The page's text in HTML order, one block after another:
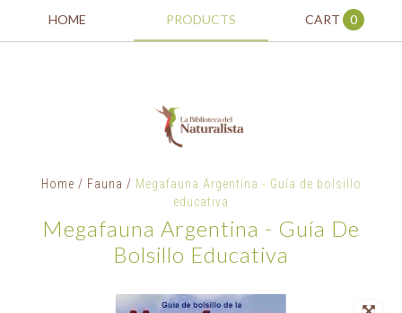
HOME PRODUCTS CART 0
Home / Fauna / Megafauna Argentina - Guía de bolsillo
educativa
Megafauna Argentina - Guía De
Bolsillo Educativa